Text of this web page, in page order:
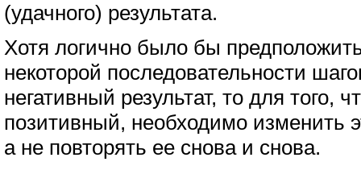
(удачного) результата.
Хотя логично было бы
некоторой последовательности
негативный результат, то для того,
позитивный, необходимо изменить
а не повторять ее снова и снова.